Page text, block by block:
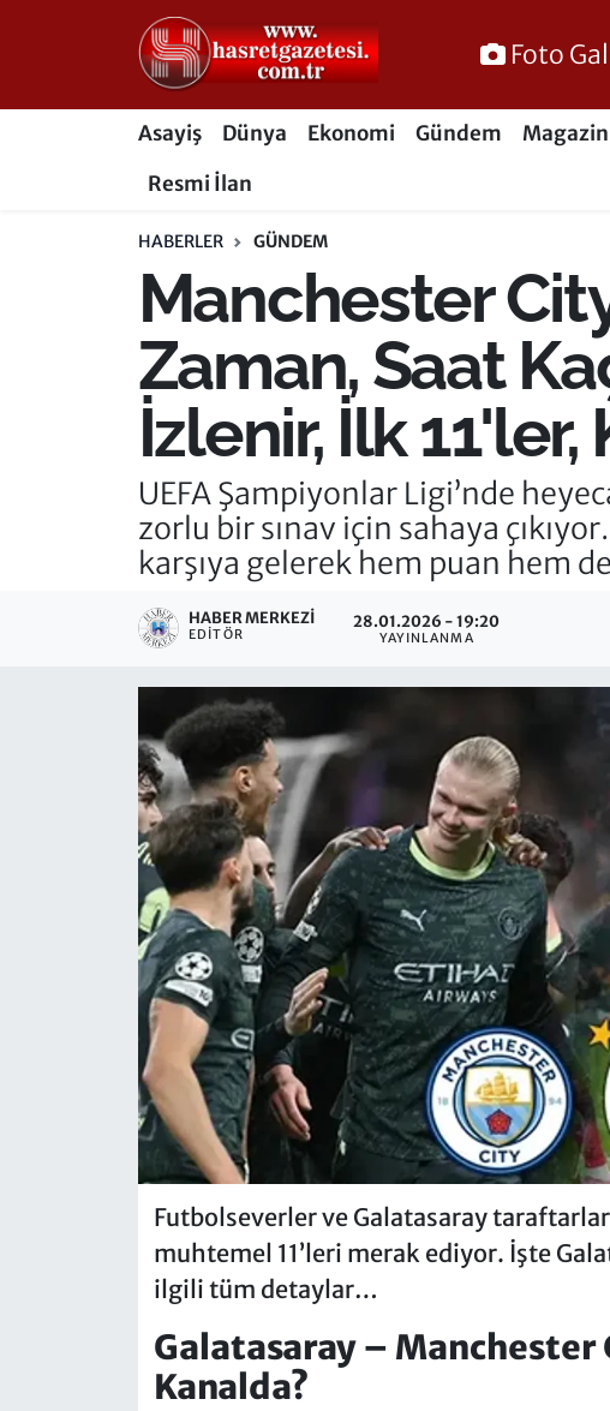
Foto
Asayiş Dünya Ekonomi Gündem Magazin
Resmi İlan
HABERLER GÜNDEM
Manchester
Zaman, Saat
İzlenir, İlk
UEFA Şampiyonlar Ligi’nde
zorlu bir sınav için sahaya
karşıya gelerek hem puan hem
HABER MERKEZI
EDITÖR
28.01.2026 - 19:20
YAYINLANMA
Futbolseverler ve Galatasaray
muhtemel 11’leri merak ediyor. İşte
ilgili tüm detaylar…
Galatasaray – Manchester
Kanalda?
Osmaniye Nöbetçi Eczaneler
Osmaniye Hava Durumu
Süper Lig Puan Durumu ve Fikstür
Tüm Manşetler
Son Dakika Haberleri
Haber Arşivi